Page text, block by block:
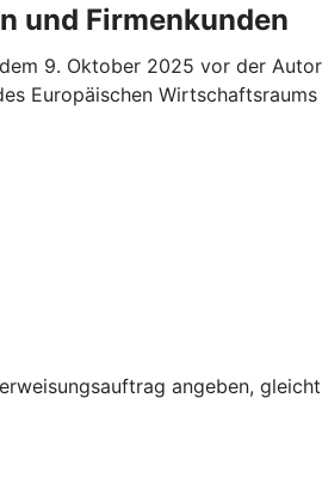
und Firmenkunden
9. Oktober 2025 vor der
Europäischen
angeben,